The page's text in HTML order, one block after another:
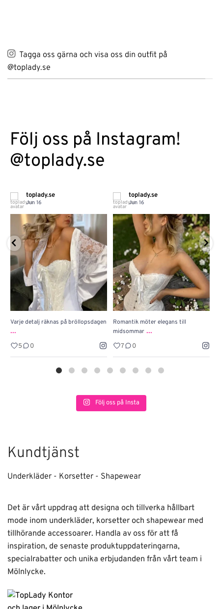
Tagga oss gärna och visa oss din outfit på
@toplady.se
Följ oss på Instagram!
@toplady.se
toplady.se
Jun 16
Varje detalj räknas på bröllopsdagen
...
5 0
toplady.se
Jun 16
Romantik möter elegans till
midsommar ...
7 0
Följ oss på Insta
Kundtjänst
Underkläder - Korsetter - Shapewear
Det är vårt uppdrag att designa och tillverka hållbart
mode inom underkläder, korsetter och shapewear med
tillhörande accessoarer. Handla av oss för att få
inspiration, de senaste produktuppdateringarna,
specialrabatter och unika erbjudanden från vårt team i
Mölnlycke.